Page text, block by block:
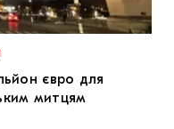
євро для
митцям